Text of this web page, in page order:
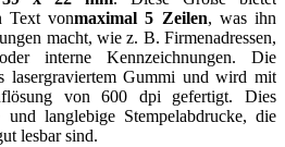
Text vonmaximal 5 Zeilen, was ihn
macht, wie z. B. Firmenadressen,
interne Kennzeichnungen. Die
lasergraviertem Gummi und wird mit
von 600 dpi gefertigt. Dies
und langlebige Stempelabdrucke, die
lesbar sind.